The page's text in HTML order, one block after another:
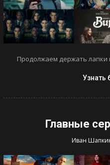
Продолжаем держать лапки
Узнать
Главные
Иван